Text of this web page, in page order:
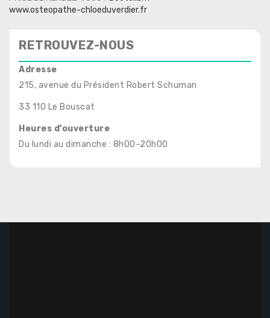
www.osteopathe-chloeduverdier.fr
RETROUVEZ-NOUS
Adresse
215, avenue du Président Robert Schuman
33 110 Le Bouscat
Heures d’ouverture
Du lundi au dimanche : 8h00–20h00